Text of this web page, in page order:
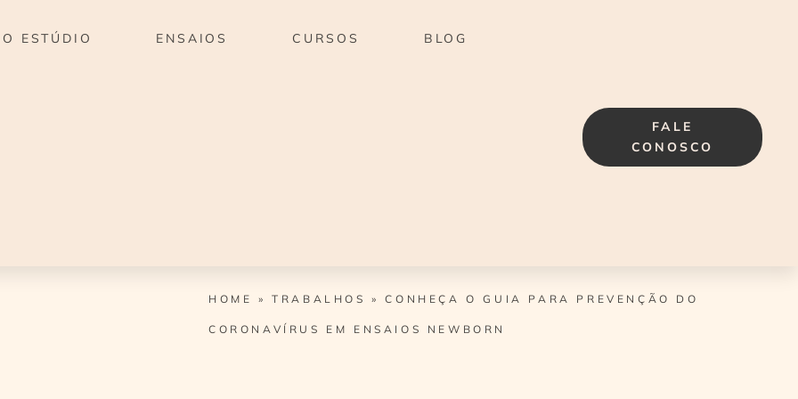
O ESTÚDIO ENSAIOS CURSOS BLOG
FALE
CONOSCO
HOME »TRABALHOS »CONHEÇA O GUIA PARA PREVENÇÃO DO
CORONAVÍRUS EM ENSAIOS NEWBORN